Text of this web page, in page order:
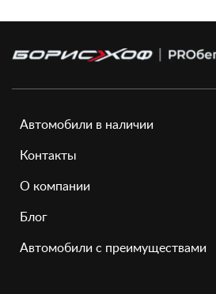
Автомобили в наличии
Контакты
О компании
Блог
Автомобили с преимуществами